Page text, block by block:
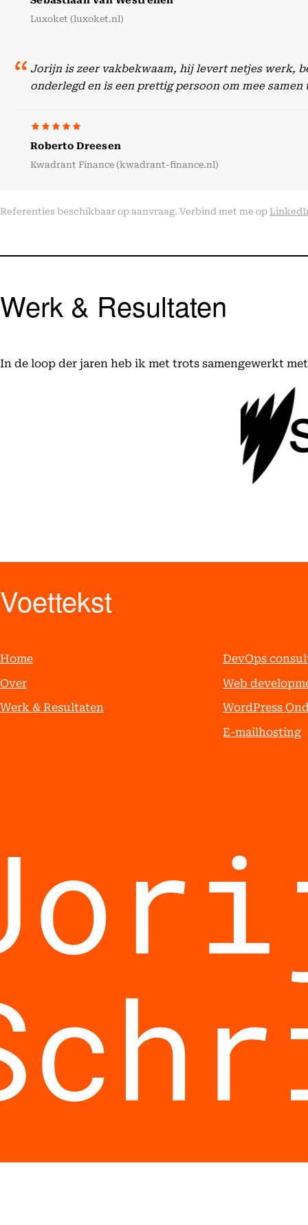
Luxoket (luxoket.nl)
Jorijn is zeer vakbekwaam, hij levert netjes werk,
onderlegd en is een prettig persoon om mee samen
Roberto Dreesen
Kwadrant Finance (kwadrant-finance.nl)
Referenties beschikbaar op aanvraag. Verbind met me op
Werk & Resultaten
In de loop der jaren heb ik met trots samengewerkt
Voettekst
Home
Over
Werk & Resultaten
DevOps
Web
WordPress
E-mailhosting